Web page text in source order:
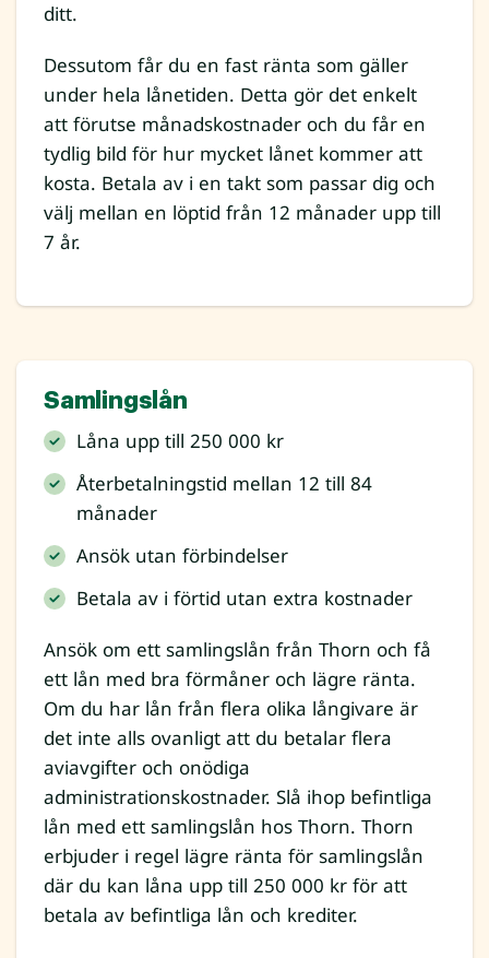
ditt.
Dessutom får du en fast ränta som gäller
under hela lånetiden. Detta gör det enkelt
att förutse månadskostnader och du får en
tydlig bild för hur mycket lånet kommer att
kosta. Betala av i en takt som passar dig och
välj mellan en löptid från 12 månader upp till
7 år.
Samlingslån
Låna upp till 250 000 kr
Återbetalningstid mellan 12 till 84
månader
Ansök utan förbindelser
Betala av i förtid utan extra kostnader
Ansök om ett samlingslån från Thorn och få
ett lån med bra förmåner och lägre ränta.
Om du har lån från flera olika långivare är
det inte alls ovanligt att du betalar flera
aviavgifter och onödiga
administrationskostnader. Slå ihop befintliga
lån med ett samlingslån hos Thorn. Thorn
erbjuder i regel lägre ränta för samlingslån
där du kan låna upp till 250 000 kr för att
betala av befintliga lån och krediter.